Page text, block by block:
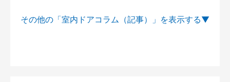
その他の「室内ドアコラム（記事）」を